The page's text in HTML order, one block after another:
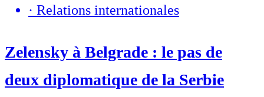
· Relations internationales
Zelensky à Belgrade : le pas de
deux diplomatique de la Serbie